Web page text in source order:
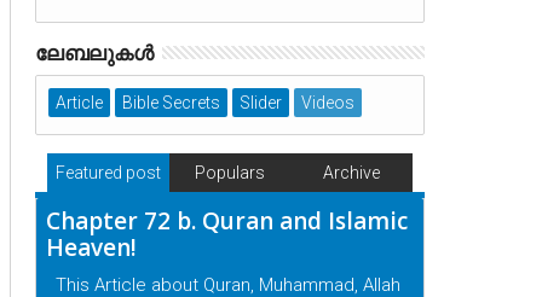
ലേബലുകള്‍
Article Bible Secrets Slider Videos
Featured post Populars Archive
Chapter 72 b. Quran and Islamic
Heaven!
This Article about Quran, Muhammad, Allah